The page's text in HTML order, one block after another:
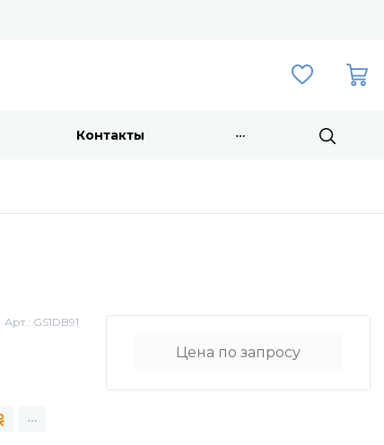
Контакты
Арт.: GS1DB91
Цена по запросу